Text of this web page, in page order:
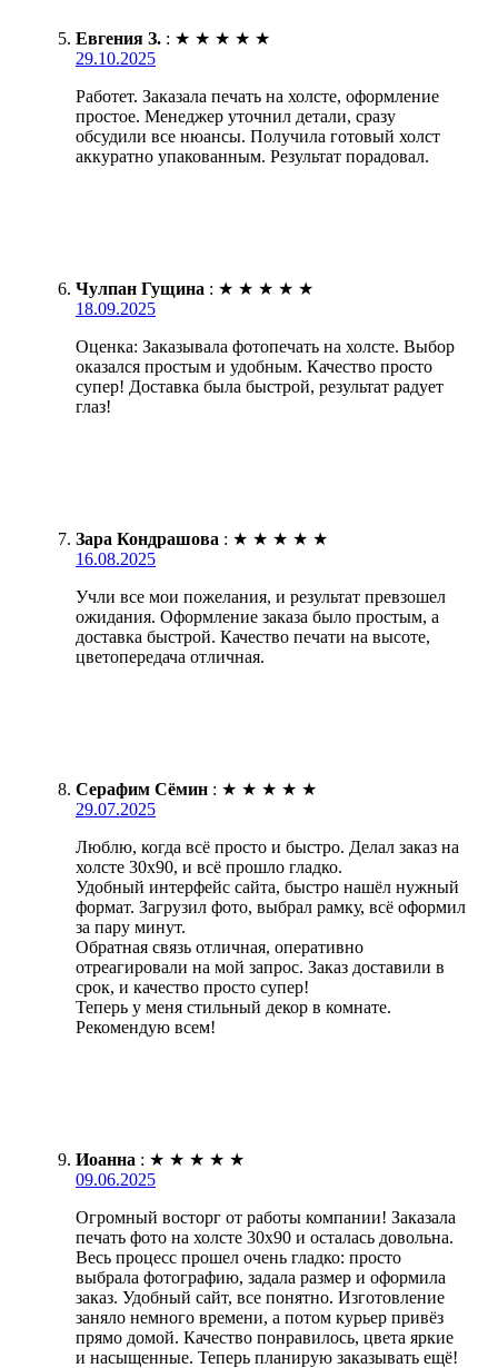
Евгения З. : ★ ★ ★ ★ ★
29.10.2025
Работет. Заказала печать на холсте, оформление
простое. Менеджер уточнил детали, сразу
обсудили все нюансы. Получила готовый холст
аккуратно упакованным. Результат порадовал.
Чулпан Гущина : ★ ★ ★ ★ ★
18.09.2025
Оценка: Заказывала фотопечать на холсте. Выбор
оказался простым и удобным. Качество просто
супер! Доставка была быстрой, результат радует
глаз!
Зара Кондрашова : ★ ★ ★ ★ ★
16.08.2025
Учли все мои пожелания, и результат превзошел
ожидания. Оформление заказа было простым, а
доставка быстрой. Качество печати на высоте,
цветопередача отличная.
Серафим Сёмин : ★ ★ ★ ★ ★
29.07.2025
Люблю, когда всё просто и быстро. Делал заказ на
холсте 30х90, и всё прошло гладко.
Удобный интерфейс сайта, быстро нашёл нужный
формат. Загрузил фото, выбрал рамку, всё оформил
за пару минут.
Обратная связь отличная, оперативно
отреагировали на мой запрос. Заказ доставили в
срок, и качество просто супер!
Теперь у меня стильный декор в комнате.
Рекомендую всем!
Иоанна : ★ ★ ★ ★ ★
09.06.2025
Огромный восторг от работы компании! Заказала
печать фото на холсте 30х90 и осталась довольна.
Весь процесс прошел очень гладко: просто
выбрала фотографию, задала размер и оформила
заказ. Удобный сайт, все понятно. Изготовление
заняло немного времени, а потом курьер привёз
прямо домой. Качество понравилось, цвета яркие
и насыщенные. Теперь планирую заказывать ещё!